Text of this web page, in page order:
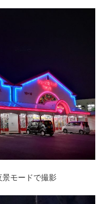
モードで撮影